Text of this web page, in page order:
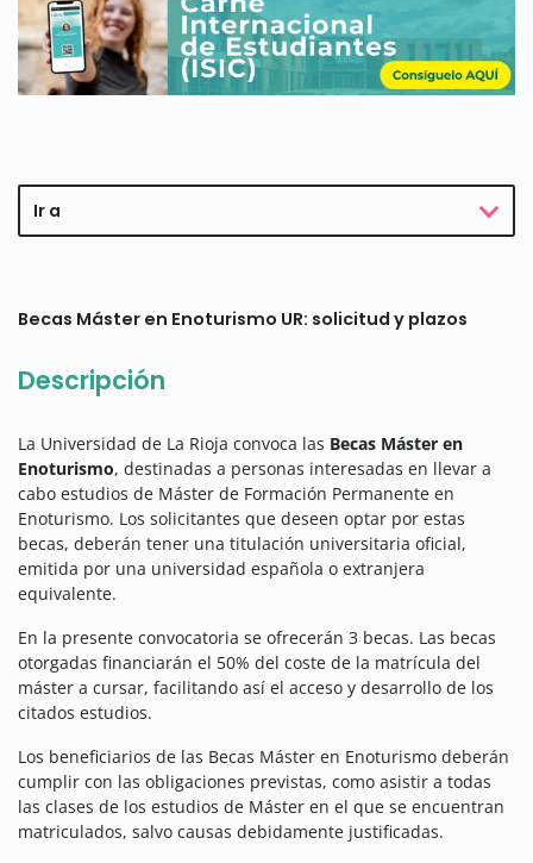
Ir a
Becas Máster en Enoturismo UR: solicitud y plazos
Descripción
La Universidad de La Rioja convoca las Becas Máster en
Enoturismo, destinadas a personas interesadas en llevar a
cabo estudios de Máster de Formación Permanente en
Enoturismo. Los solicitantes que deseen optar por estas
becas, deberán tener una titulación universitaria oficial,
emitida por una universidad española o extranjera
equivalente.
En la presente convocatoria se ofrecerán 3 becas. Las becas
otorgadas financiarán el 50% del coste de la matrícula del
máster a cursar, facilitando así el acceso y desarrollo de los
citados estudios.
Los beneficiarios de las Becas Máster en Enoturismo deberán
cumplir con las obligaciones previstas, como asistir a todas
las clases de los estudios de Máster en el que se encuentran
matriculados, salvo causas debidamente justificadas.